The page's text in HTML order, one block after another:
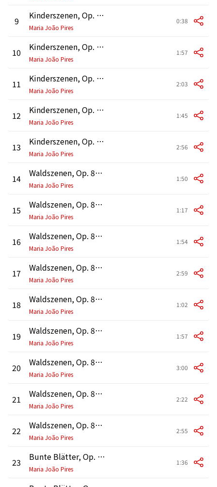
9 Kinderszenen, Op. 15: No. 9, Ritter vom Steckenpferd
Maria João Pires
0:38
10 Kinderszenen, Op. 15: No. 10, Fast zu ernst
Maria João Pires
1:57
11 Kinderszenen, Op. 15: No. 11, Fürchtenmachen
Maria João Pires
2:03
12 Kinderszenen, Op. 15: No. 12, Kind im Einschlummern
Maria João Pires
1:45
13 Kinderszenen, Op. 15: No. 13, Der Dichter spricht
Maria João Pires
2:56
14 Waldszenen, Op. 82: No. 1, Entritt
Maria João Pires
1:50
15 Waldszenen, Op. 82: No. 2, Jäger auf der Lauer
Maria João Pires
1:17
16 Waldszenen, Op. 82: No. 3, Einsame Blumen
Maria João Pires
1:54
17 Waldszenen, Op. 82: No. 4, Verrufene Stelle
Maria João Pires
2:59
18 Waldszenen, Op. 82: No. 5, Freundliche Landschaft
Maria João Pires
1:02
19 Waldszenen, Op. 82: No. 6, Herberge
Maria João Pires
1:57
20 Waldszenen, Op. 82: No. 7, Vogel als Prophet
Maria João Pires
3:00
21 Waldszenen, Op. 82: No. 8, Jagdlied
Maria João Pires
2:22
22 Waldszenen, Op. 82: No. 9, Abschied
Maria João Pires
2:55
23 Bunte Blätter, Op. 99: No. 1, Stücklein I
Maria João Pires
1:36